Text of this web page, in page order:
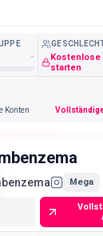
-
starten
Konten
Mega